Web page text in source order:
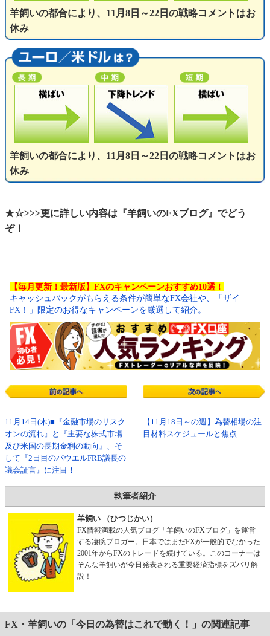
羊飼いの都合により、11月8日～22日の戦略コメントはお
休み
羊飼いの都合により、11月8日～22日の戦略コメントはお
休み
★☆>>>更に詳しい内容は『羊飼いのFXブログ』でどう
ぞ！
【毎月更新！最新版】FXのキャンペーンおすすめ10選！
キャッシュバックがもらえる条件が簡単なFX会社や、「ザイ
FX！」限定のお得なキャンペーンを厳選して紹介。
11月14日(木)■『金融市場のリスク
オンの流れ』と『主要な株式市場
及び米国の長期金利の動向』、そ
して『2日目のパウエルFRB議長の
議会証言』に注目！
【11月18日～の週】為替相場の注
目材料スケジュールと焦点
執筆者紹介
羊飼い （ひつじかい）
FX情報満載の人気ブログ「羊飼いのFXブログ」を運営
する凄腕ブロガー。日本ではまだFXが一般的でなかった
2001年からFXのトレードを続けている。このコーナーは
そんな羊飼いが今日発表される重要経済指標をズバリ解
説！
FX・羊飼いの「今日の為替はこれで動く！」の関連記事